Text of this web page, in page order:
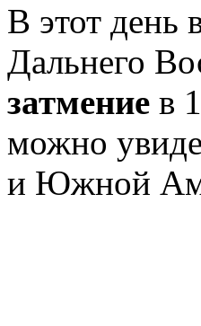
В этот день
Дальнего
затмение в
можно
и Южной